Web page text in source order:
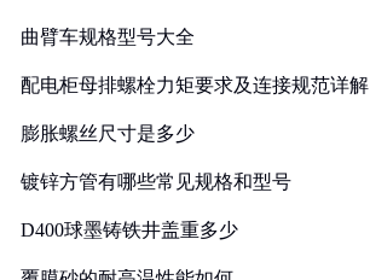
曲臂车规格型号大全
配电柜母排螺栓力矩要求及连接规范详解
膨胀螺丝尺寸是多少
镀锌方管有哪些常见规格和型号
D400球墨铸铁井盖重多少